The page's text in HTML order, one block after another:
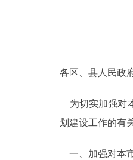
决
政务服务
各区、县人民政
为切实加强对
划建设工作的有
一、加强对本